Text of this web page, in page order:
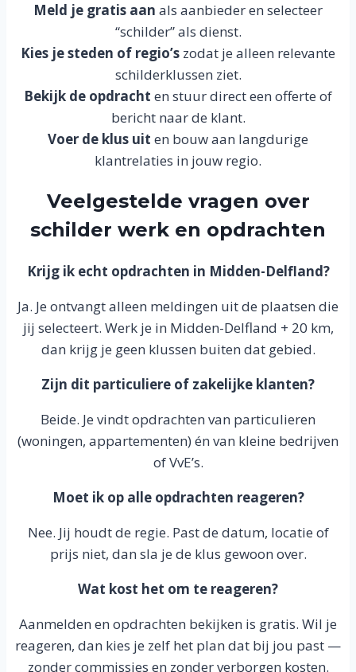
Meld je gratis aan als aanbieder en selecteer
“schilder” als dienst.
Kies je steden of regio’s zodat je alleen relevante
schilderklussen ziet.
Bekijk de opdracht en stuur direct een offerte of
bericht naar de klant.
Voer de klus uit en bouw aan langdurige
klantrelaties in jouw regio.
Veelgestelde vragen over
schilder werk en opdrachten
Krijg ik echt opdrachten in Midden-Delfland?
Ja. Je ontvangt alleen meldingen uit de plaatsen die
jij selecteert. Werk je in Midden-Delfland + 20 km,
dan krijg je geen klussen buiten dat gebied.
Zijn dit particuliere of zakelijke klanten?
Beide. Je vindt opdrachten van particulieren
(woningen, appartementen) én van kleine bedrijven
of VvE’s.
Moet ik op alle opdrachten reageren?
Nee. Jij houdt de regie. Past de datum, locatie of
prijs niet, dan sla je de klus gewoon over.
Wat kost het om te reageren?
Aanmelden en opdrachten bekijken is gratis. Wil je
reageren, dan kies je zelf het plan dat bij jou past —
zonder commissies en zonder verborgen kosten.